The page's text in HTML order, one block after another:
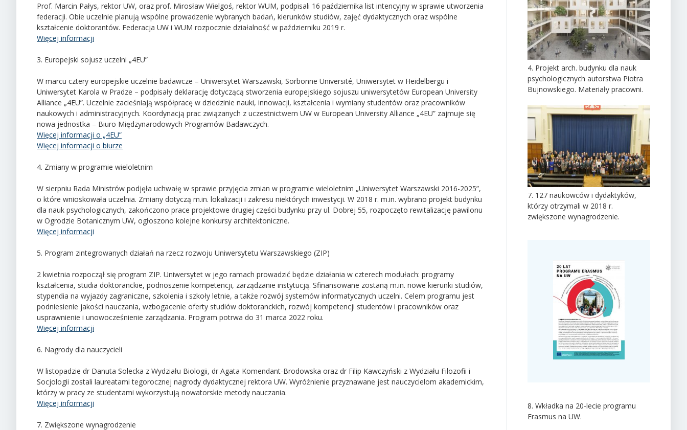
Prof. Marcin Pałys, rektor UW, oraz prof. Mirosław Wielgoś, rektor WUM, podpisali 16 października list intencyjny w sprawie utworzenia
federacji. Obie uczelnie planują wspólne prowadzenie wybranych badań, kierunków studiów, zajęć dydaktycznych oraz wspólne
kształcenie doktorantów. Federacja UW i WUM rozpocznie działalność w październiku 2019 r.
Więcej informacji
3. Europejski sojusz uczelni „4EU”
W marcu cztery europejskie uczelnie badawcze – Uniwersytet Warszawski, Sorbonne Université, Uniwersytet w Heidelbergu i
Uniwersytet Karola w Pradze – podpisały deklarację dotyczącą stworzenia europejskiego sojuszu uniwersytetów European University
Alliance „4EU”. Uczelnie zacieśniają współpracę w dziedzinie nauki, innowacji, kształcenia i wymiany studentów oraz pracowników
naukowych i administracyjnych. Koordynacją prac związanych z uczestnictwem UW w European University Alliance „4EU” zajmuje się
nowa jednostka – Biuro Międzynarodowych Programów Badawczych.
Więcej informacji o „4EU”
Więcej informacji o biurze
4. Zmiany w programie wieloletnim
W sierpniu Rada Ministrów podjęła uchwałę w sprawie przyjęcia zmian w programie wieloletnim „Uniwersytet Warszawski 2016-2025”,
o które wnioskowała uczelnia. Zmiany dotyczą m.in. lokalizacji i zakresu niektórych inwestycji. W 2018 r. m.in. wybrano projekt budynku
dla nauk psychologicznych, zakończono prace projektowe drugiej części budynku przy ul. Dobrej 55, rozpoczęto rewitalizację pawilonu
w Ogrodzie Botanicznym UW, ogłoszono kolejne konkursy architektoniczne.
Więcej informacji
5. Program zintegrowanych działań na rzecz rozwoju Uniwersytetu Warszawskiego (ZIP)
2 kwietnia rozpoczął się program ZIP. Uniwersytet w jego ramach prowadzić będzie działania w czterech modułach: programy
kształcenia, studia doktoranckie, podnoszenie kompetencji, zarządzanie instytucją. Sfinansowane zostaną m.in. nowe kierunki studiów,
stypendia na wyjazdy zagraniczne, szkolenia i szkoły letnie, a także rozwój systemów informatycznych uczelni. Celem programu jest
podniesienie jakości nauczania, wzbogacenie oferty studiów doktoranckich, rozwój kompetencji studentów i pracowników oraz
usprawnienie i unowocześnienie zarządzania. Program potrwa do 31 marca 2022 roku.
Więcej informacji
6. Nagrody dla nauczycieli
W listopadzie dr Danuta Solecka z Wydziału Biologii, dr Agata Komendant-Brodowska oraz dr Filip Kawczyński z Wydziału Filozofii i
Socjologii zostali laureatami tegorocznej nagrody dydaktycznej rektora UW. Wyróżnienie przyznawane jest nauczycielom akademickim,
którzy w pracy ze studentami wykorzystują nowatorskie metody nauczania.
Więcej informacji
7. Zwiększone wynagrodzenie
4. Projekt arch. budynku dla nauk
psychologicznych autorstwa Piotra
Bujnowskiego. Materiały pracowni.
7. 127 naukowców i dydaktyków,
którzy otrzymali w 2018 r.
zwiększone wynagrodzenie.
8. Wkładka na 20-lecie programu
Erasmus na UW.